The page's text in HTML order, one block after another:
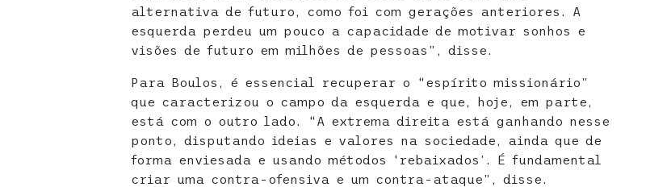
alternativa de futuro, como foi com gerações anteriores. A
esquerda perdeu um pouco a capacidade de motivar sonhos e
visões de futuro em milhões de pessoas”, disse.
Para Boulos, é essencial recuperar o “espírito missionário”
que caracterizou o campo da esquerda e que, hoje, em parte,
está com o outro lado. “A extrema direita está ganhando nesse
ponto, disputando ideias e valores na sociedade, ainda que de
forma enviesada e usando métodos ‘rebaixados’. É fundamental
criar uma contra-ofensiva e um contra-ataque”, disse.